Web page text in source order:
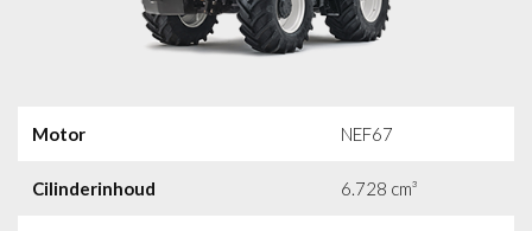
Motor NEF67
Cilinderinhoud 6.728 cm³